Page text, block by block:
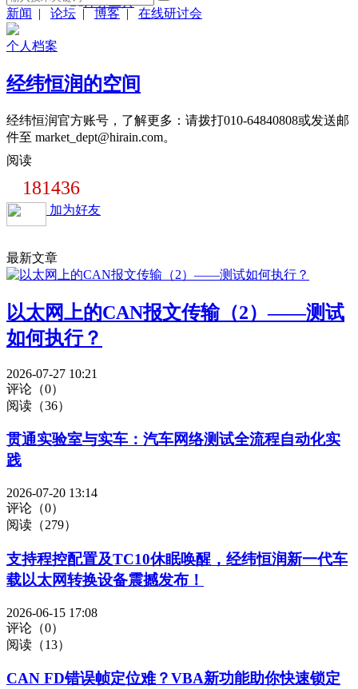
新闻
| 论坛 | 博客 | 在线研讨会
个人档案
经纬恒润的空间
经纬恒润官方账号，了解更多：请拨打010-64840808或发送邮
件至 market_dept@hirain.com。
阅读
181436
加为好友
最新文章
以太网上的CAN报文传输（2）——测试
如何执行？
2026-07-27 10:21
评论（0）
阅读（36）
贯通实验室与实车：汽车网络测试全流程自动化实
践
2026-07-20 13:14
评论（0）
阅读（279）
支持程控配置及TC10休眠唤醒，经纬恒润新一代车
载以太网转换设备震撼发布！
2026-06-15 17:08
评论（0）
阅读（13）
CAN FD错误帧定位难？VBA新功能助你快速锁定